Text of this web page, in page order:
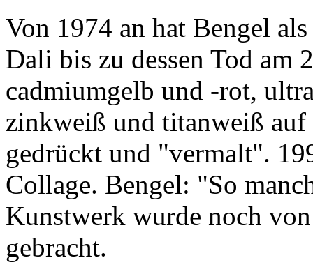
Von 1974 an hat Bengel
Dali bis zu dessen Tod am
cadmiumgelb und -rot,
zinkweiß und titanweiß
gedrückt und "vermalt".
Collage. Bengel: "So
Kunstwerk wurde noch
gebracht.